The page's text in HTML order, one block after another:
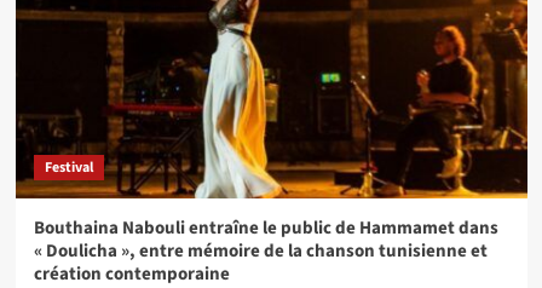
Festival
Bouthaina Nabouli entraîne le public de Hammamet dans
« Doulicha », entre mémoire de la chanson tunisienne et
création contemporaine